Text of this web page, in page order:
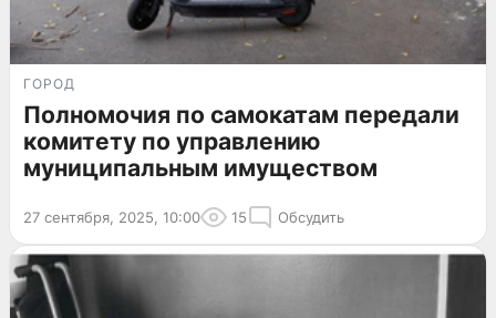
ГОРОД
Полномочия по самокатам передали
комитету по управлению
муниципальным имуществом
27 сентября, 2025, 10:00 15 Обсудить